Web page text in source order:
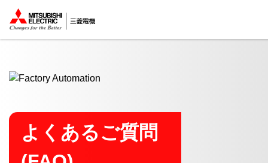
ここから本文
よくあるご質問